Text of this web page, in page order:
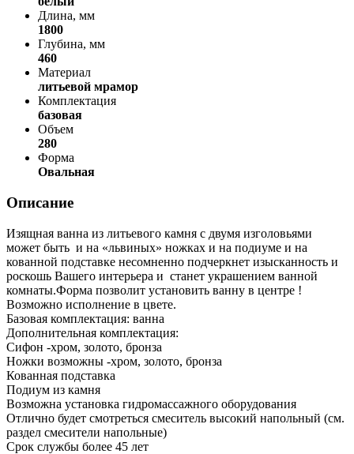
Длина, мм
1800
Глубина, мм
460
Материал
литьевой мрамор
Комплектация
базовая
Объем
280
Форма
Овальная
Описание
Изящная ванна из литьевого камня с двумя изголовьями
может быть и на «львиных» ножках и на подиуме и на
кованной подставке несомненно подчеркнет изысканность и
роскошь Вашего интерьера и станет украшением ванной
комнаты.Форма позволит установить ванну в центре !
Возможно исполнение в цвете.
Базовая комплектация: ванна
Дополнительная комплектация:
Сифон -хром, золото, бронза
Ножки возможны -хром, золото, бронза
Кованная подставка
Подиум из камня
Возможна установка гидромассажного оборудования
Отлично будет смотреться смеситель высокий напольный (см.
раздел смесители напольные)
Срок службы более 45 лет